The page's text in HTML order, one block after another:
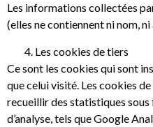
Les informations collectées
(elles ne contiennent ni nom,
Les cookies de tiers
Ce sont les cookies qui sont
que celui visité. Les cookies
recueillir des statistiques
d’analyse, tels que Google